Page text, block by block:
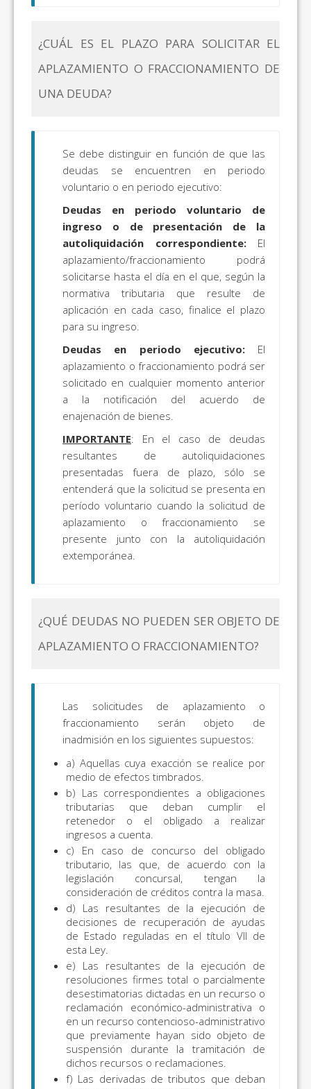
¿CUÁL ES EL PLAZO PARA SOLICITAR EL
APLAZAMIENTO O FRACCIONAMIENTO DE
UNA DEUDA?
Se debe distinguir en función de que las
deudas se encuentren en periodo
voluntario o en periodo ejecutivo:
Deudas en periodo voluntario de
ingreso o de presentación de la
autoliquidación correspondiente:El
aplazamiento/fraccionamiento podrá
solicitarse hasta el día en el que, según la
normativa tributaria que resulte de
aplicación en cada caso, finalice el plazo
para su ingreso.
Deudas en periodo ejecutivo:El
aplazamiento o fraccionamiento podrá ser
solicitado en cualquier momento anterior
a la notificación del acuerdo de
enajenación de bienes.
IMPORTANTE: En el caso de deudas
resultantes de autoliquidaciones
presentadas fuera de plazo, sólo se
entenderá que la solicitud se presenta en
período voluntario cuando la solicitud de
aplazamiento o fraccionamiento se
presente junto con la autoliquidación
extemporánea.
¿QUÉ DEUDAS NO PUEDEN SER OBJETO DE
APLAZAMIENTO O FRACCIONAMIENTO?
Las solicitudes de aplazamiento o
fraccionamiento serán objeto de
inadmisión en los siguientes supuestos:
a) Aquellas cuya exacción se realice por
medio de efectos timbrados.
b) Las correspondientes a obligaciones
tributarias que deban cumplir el
retenedor o el obligado a realizar
ingresos a cuenta.
c) En caso de concurso del obligado
tributario, las que, de acuerdo con la
legislación concursal, tengan la
consideración de créditos contra la masa.
d) Las resultantes de la ejecución de
decisiones de recuperación de ayudas
de Estado reguladas en el título VII de
esta Ley.
e) Las resultantes de la ejecución de
resoluciones firmes total o parcialmente
desestimatorias dictadas en un recurso o
reclamación económico-administrativa o
en un recurso contencioso-administrativo
que previamente hayan sido objeto de
suspensión durante la tramitación de
dichos recursos o reclamaciones.
f) Las derivadas de tributos que deban